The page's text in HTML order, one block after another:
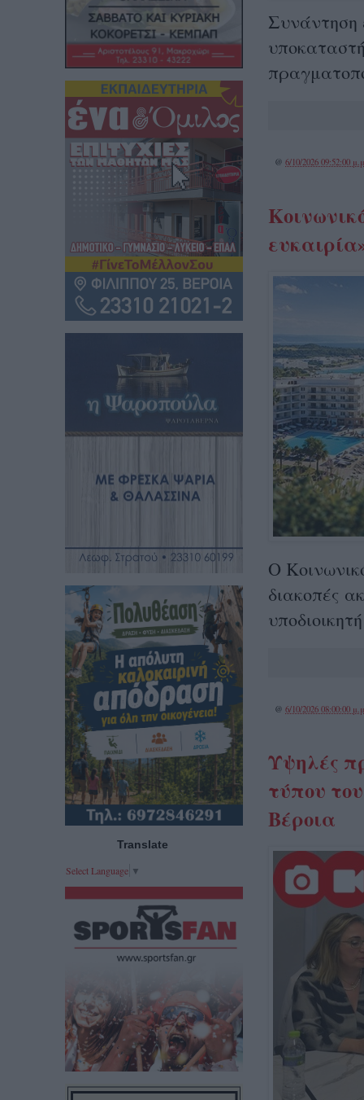
Συνάντηση
@ 6/10/2026 09:52:00
Ο
διακοπές
@ 6/10/2026 08:00:00
Υψηλές
τύπου
Βέροια
Translate
Select Language ▼